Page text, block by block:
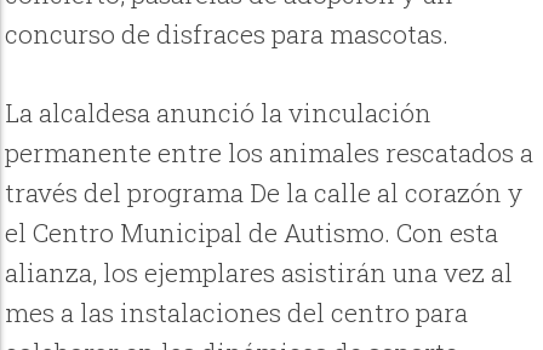
concurso de disfraces para mascotas.
La alcaldesa anunció la vinculación
permanente entre los animales rescatados a
través del programa De la calle al corazón y
el Centro Municipal de Autismo. Con esta
alianza, los ejemplares asistirán una vez al
mes a las instalaciones del centro para